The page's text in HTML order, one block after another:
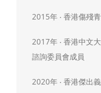
2015年 ‧ 香港傷殘
2017年 ‧ 香港中文
諮詢委員會成員
2020年 ‧ 香港傑出